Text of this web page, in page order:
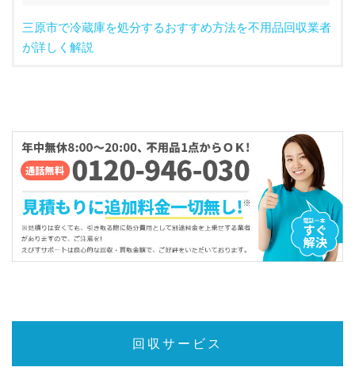
三原市で冷蔵庫を処分するおすすめ方法を不用品回収業者
が詳しく解説
回収サービス